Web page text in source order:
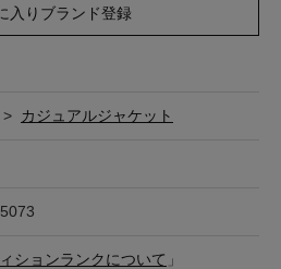
入りブランド登録
> カジュアルジャケット
ションランクについて 」